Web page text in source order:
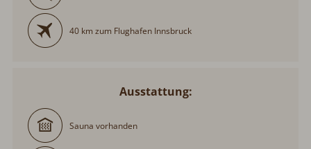
40 km zum Flughafen Innsbruck
Ausstattung:
Sauna vorhanden